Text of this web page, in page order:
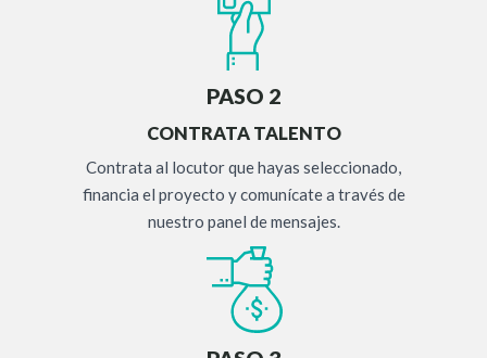
PASO 2
CONTRATA TALENTO
Contrata al locutor que hayas seleccionado,
financia el proyecto y comunícate a través de
nuestro panel de mensajes.